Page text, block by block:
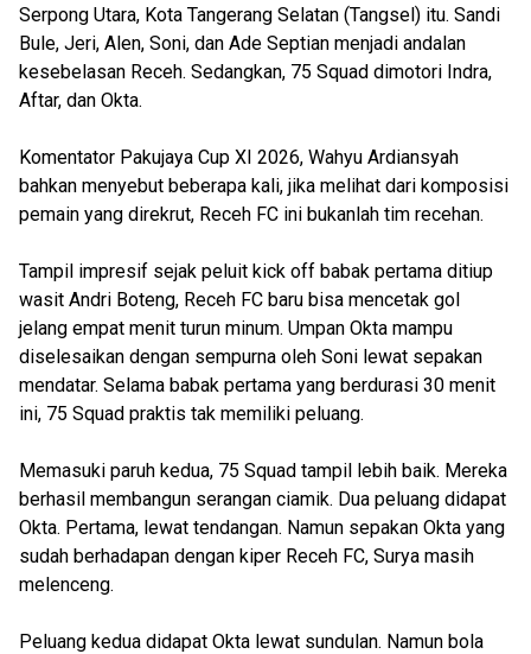
Serpong Utara, Kota Tangerang Selatan (Tangsel) itu. Sandi
Bule, Jeri, Alen, Soni, dan Ade Septian menjadi andalan
kesebelasan Receh. Sedangkan, 75 Squad dimotori Indra,
Aftar, dan Okta.
Komentator Pakujaya Cup XI 2026, Wahyu Ardiansyah
bahkan menyebut beberapa kali, jika melihat dari komposisi
pemain yang direkrut, Receh FC ini bukanlah tim recehan.
Tampil impresif sejak peluit kick off babak pertama ditiup
wasit Andri Boteng, Receh FC baru bisa mencetak gol
jelang empat menit turun minum. Umpan Okta mampu
diselesaikan dengan sempurna oleh Soni lewat sepakan
mendatar. Selama babak pertama yang berdurasi 30 menit
ini, 75 Squad praktis tak memiliki peluang.
Memasuki paruh kedua, 75 Squad tampil lebih baik. Mereka
berhasil membangun serangan ciamik. Dua peluang didapat
Okta. Pertama, lewat tendangan. Namun sepakan Okta yang
sudah berhadapan dengan kiper Receh FC, Surya masih
melenceng.
Peluang kedua didapat Okta lewat sundulan. Namun bola